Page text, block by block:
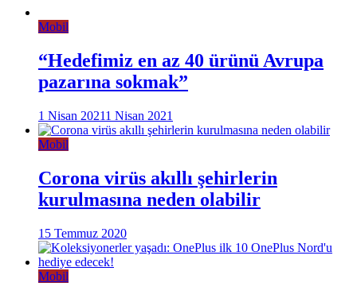
Mobil
“Hedefimiz en az 40 ürünü Avrupa
pazarına sokmak”
1 Nisan 20211 Nisan 2021
Mobil
Corona virüs akıllı şehirlerin
kurulmasına neden olabilir
15 Temmuz 2020
Mobil